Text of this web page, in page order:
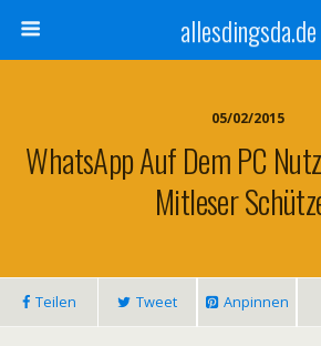
allesdingsda.de
05/02/2015
WhatsApp Auf Dem PC
Mitleser
Teilen Tweet Anpinnen